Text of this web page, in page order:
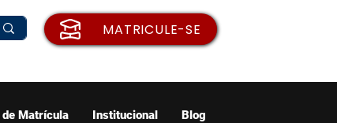
MATRICULE-SE
Matrícula Institucional Blog